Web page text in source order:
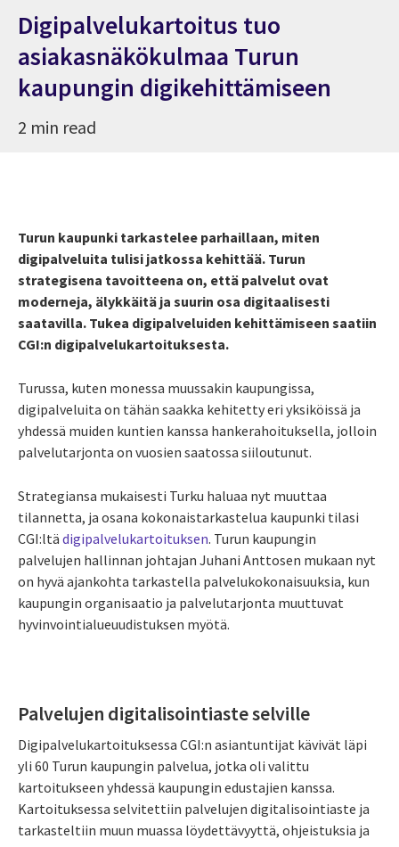
Digipalvelukartoitus tuo
asiakasnäkökulmaa Turun
kaupungin digikehittämiseen
2 min read
Turun kaupunki tarkastelee parhaillaan, miten
digipalveluita tulisi jatkossa kehittää. Turun
strategisena tavoitteena on, että palvelut ovat
moderneja, älykkäitä ja suurin osa digitaalisesti
saatavilla. Tukea digipalveluiden kehittämiseen saatiin
CGI:n digipalvelukartoituksesta.
Turussa, kuten monessa muussakin kaupungissa,
digipalveluita on tähän saakka kehitetty eri yksiköissä ja
yhdessä muiden kuntien kanssa hankerahoituksella, jolloin
palvelutarjonta on vuosien saatossa siiloutunut.
Strategiansa mukaisesti Turku haluaa nyt muuttaa
tilannetta, ja osana kokonaistarkastelua kaupunki tilasi
CGI:ltä digipalvelukartoituksen. Turun kaupungin
palvelujen hallinnan johtajan Juhani Anttosen mukaan nyt
on hyvä ajankohta tarkastella palvelukokonaisuuksia, kun
kaupungin organisaatio ja palvelutarjonta muuttuvat
hyvinvointialueuudistuksen myötä.
Palvelujen digitalisointiaste selville
Digipalvelukartoituksessa CGI:n asiantuntijat kävivät läpi
yli 60 Turun kaupungin palvelua, jotka oli valittu
kartoitukseen yhdessä kaupungin edustajien kanssa.
Kartoituksessa selvitettiin palvelujen digitalisointiaste ja
tarkasteltiin muun muassa löydettävyyttä, ohjeistuksia ja